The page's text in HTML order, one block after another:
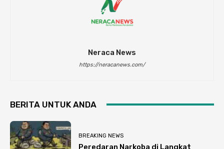
Neraca News
https://neracanews.com/
BERITA UNTUK ANDA
BREAKING NEWS
Peredaran Narkoba di Langkat